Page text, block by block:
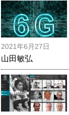
2021年6月27日
山田敏弘